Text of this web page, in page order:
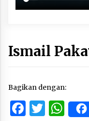
Ismail
Bagikan dengan: